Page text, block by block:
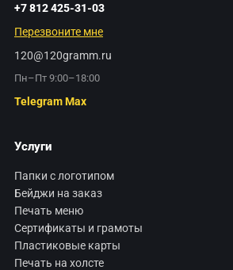
+7 812 425-31-03
Перезвоните мне
120@120gramm.ru
Пн–Пт 9:00–18:00
TelegramMax
Услуги
Папки с логотипом
Бейджи на заказ
Печать меню
Сертификаты и грамоты
Пластиковые карты
Печать на холсте